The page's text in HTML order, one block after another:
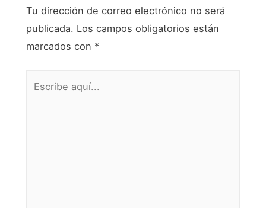
Tu dirección de correo electrónico no será
publicada. Los campos obligatorios están
marcados con *